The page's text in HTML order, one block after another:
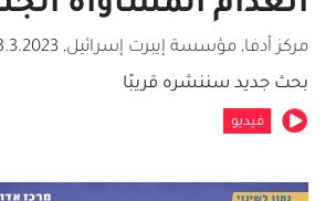
مركز أدفا, مؤسسة إيبرت إسرائيل,
بحث جديد سننشره قريبًا
فيديو